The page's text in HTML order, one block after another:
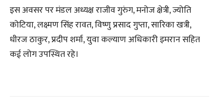
इस अवसर पर मंडल अध्यक्ष राजीव गुरुंग, मनोज क्षेत्री, ज्योति
कोटिया, लक्ष्मण सिंह रावत, विष्णु प्रसाद गुप्ता, सारिका खत्री,
धीरज ठाकुर, प्रदीप शर्मा, युवा कल्याण अधिकारी इमरान सहित
कई लोग उपस्थित रहे।